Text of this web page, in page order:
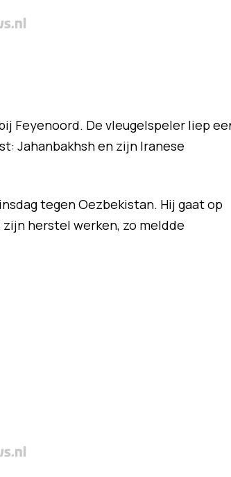
Feyenoord. De vleugelspeler liep
Jahanbakhsh en zijn Iranese
tegen Oezbekistan. Hij gaat op
herstel werken, zo meldde